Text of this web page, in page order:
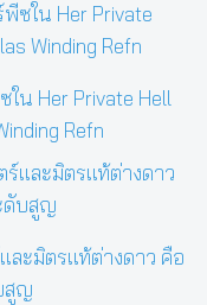
น Her Private Hell
Refn
ละมิตรแท้ต่างดาว คือ
สูญ